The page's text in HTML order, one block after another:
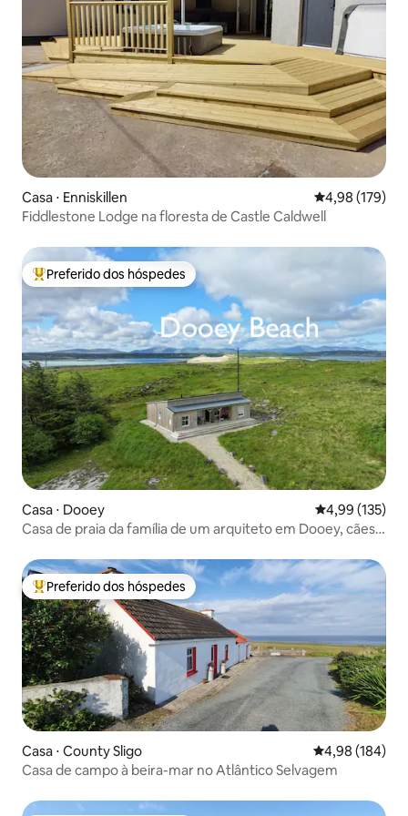
Casa ⋅ Enniskillen 4,98 de uma
4,98 (179)
Fiddlestone Lodge na floresta de Castle Caldwell
Entre os melhores preferidos dos hóspedes
Preferido dos hóspedes
Casa ⋅ Dooey 4,99 de uma
4,99 (135)
Casa de praia da família de um arquiteto em Dooey, cães
Entre os melhores preferidos dos hóspedes
Preferido dos hóspedes
Casa ⋅ County Sligo 4,98 de uma
4,98 (184)
Casa de campo à beira-mar no Atlântico Selvagem